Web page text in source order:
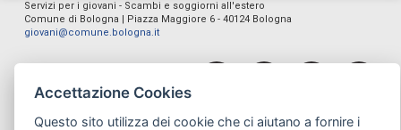
Servizi per i giovani - Scambi e soggiorni all'estero
Comune di Bologna | Piazza Maggiore 6 - 40124 Bologna
giovani@comune.bologna.it
Accettazione Cookies
Questo sito utilizza dei cookie che ci aiutano a fornire i